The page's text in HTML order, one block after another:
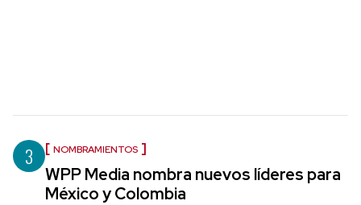
3 NOMBRAMIENTOS
WPP Media nombra nuevos líderes para
México y Colombia